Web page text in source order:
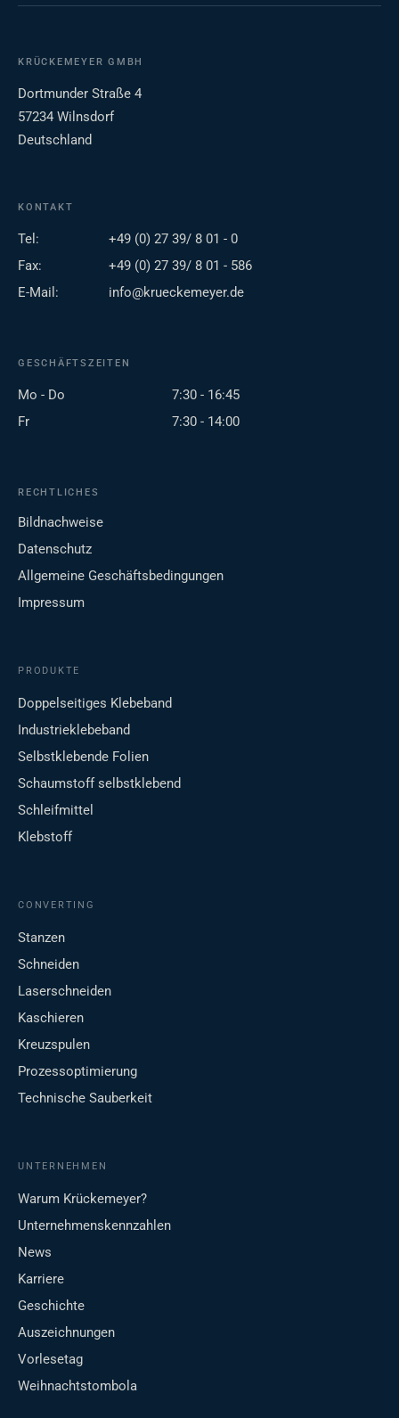
KRÜCKEMEYER GMBH
Dortmunder Straße 4
57234 Wilnsdorf
Deutschland
KONTAKT
Tel:
+49 (0) 27 39/ 8 01 - 0
Fax:
+49 (0) 27 39/ 8 01 - 586
E-Mail:
info@krueckemeyer.de
GESCHÄFTSZEITEN
Mo - Do
7:30 - 16:45
Fr
7:30 - 14:00
RECHTLICHES
Bildnachweise
Datenschutz
Allgemeine Geschäftsbedingungen
Impressum
PRODUKTE
Doppelseitiges Klebeband
Industrieklebeband
Selbstklebende Folien
Schaumstoff selbstklebend
Schleifmittel
Klebstoff
CONVERTING
Stanzen
Schneiden
Laserschneiden
Kaschieren
Kreuzspulen
Prozessoptimierung
Technische Sauberkeit
UNTERNEHMEN
Warum Krückemeyer?
Unternehmenskennzahlen
News
Karriere
Geschichte
Auszeichnungen
Vorlesetag
Weihnachtstombola